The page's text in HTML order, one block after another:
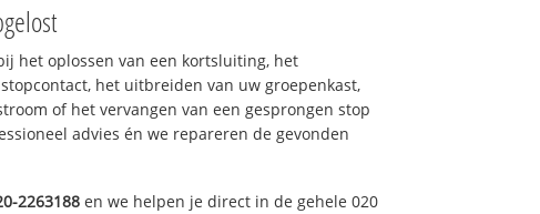
het oplossen van een kortsluiting, het
het uitbreiden van uw groepenkast,
of het vervangen van een gesprongen stop
advies én we repareren de gevonden
2263188 en we helpen je direct in de gehele 020